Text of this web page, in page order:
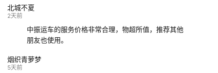
北城不夏
2天前
中振运车的服务价格非常合理，物超所值，推荐其他
朋友也使用。
烟织青萝梦
5天前